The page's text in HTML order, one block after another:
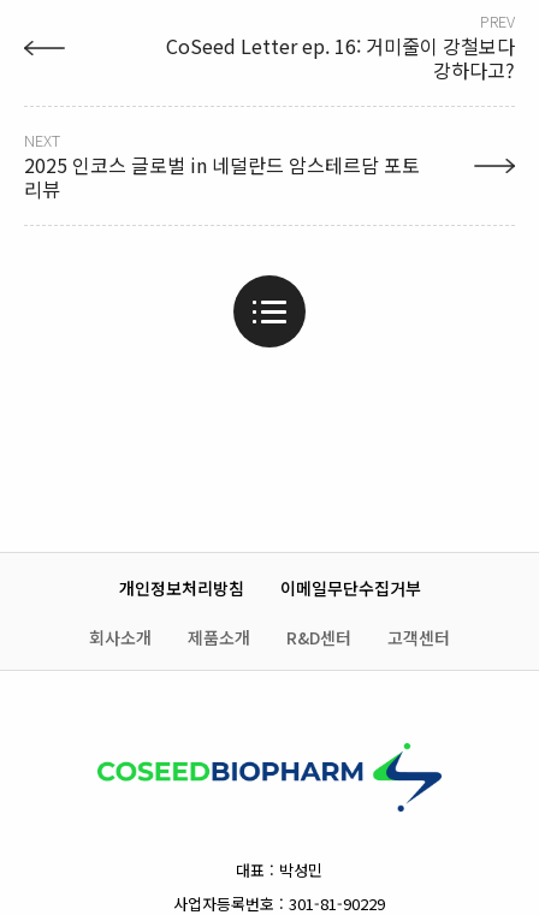
PREV
CoSeed Letter ep. 16: 거미줄이 강철보다
강하다고?
NEXT
2025 인코스 글로벌 in 네덜란드 암스테르담 포토
리뷰
개인정보처리방침 이메일무단수집거부
회사소개 제품소개 R&D센터 고객센터
대표 : 박성민
사업자등록번호 : 301-81-90229